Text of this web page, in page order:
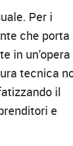
Per i
che porta
in un’opera
tecnica
il
e